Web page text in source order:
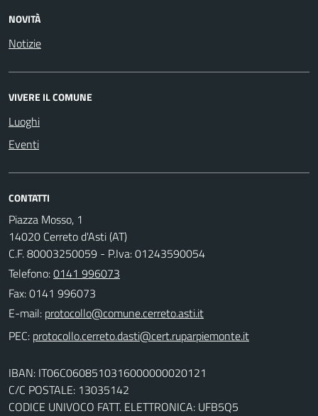
NOVITÀ
Notizie
VIVERE IL COMUNE
Luoghi
Eventi
CONTATTI
Piazza Mosso, 1
14020 Cerreto d'Asti (AT)
C.F. 80003250059 - P.Iva: 01243590054
Telefono:0141 996073
Fax: 0141 996073
E-mail:
PEC:
IBAN: IT06C0608510316000000020121
C/C POSTALE: 13035142
CODICE UNIVOCO FATT. ELETTRONICA: UFB5Q5